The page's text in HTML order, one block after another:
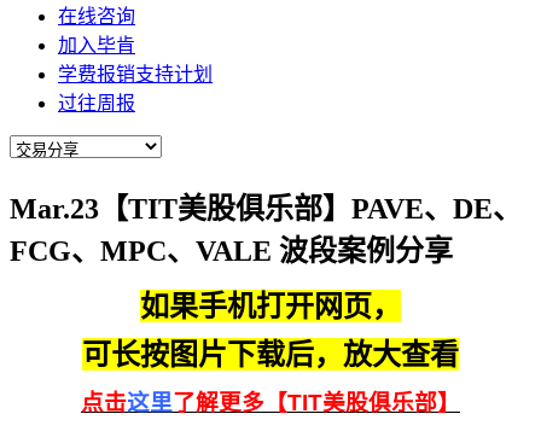
在线咨询
加入毕肯
学费报销支持计划
过往周报
Mar.23【TIT美股俱乐部】PAVE、DE、
FCG、MPC、VALE 波段案例分享
如果手机打开网页，
可长按图片下载后，放大查看
点击这里了解更多【TIT美股俱乐部】